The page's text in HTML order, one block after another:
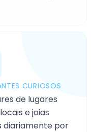
CURIOSOS
de lugares
e joias
diariamente por